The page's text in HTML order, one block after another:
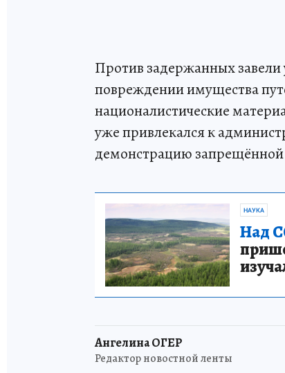
Против задержанных
повреждении имущества
националистические
уже привлекался к
демонстрацию
НАУКА
Над
Ангелина ОГЕР
Редактор новостной ленты